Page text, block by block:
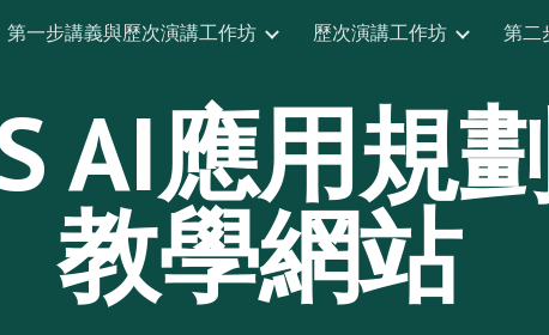
to main content Skip to navigation
第一步講義與歷次演講工作坊 歷次演講工作坊 第二
AI應用規
教學網站